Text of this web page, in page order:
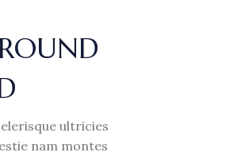
ultricies
nam montes